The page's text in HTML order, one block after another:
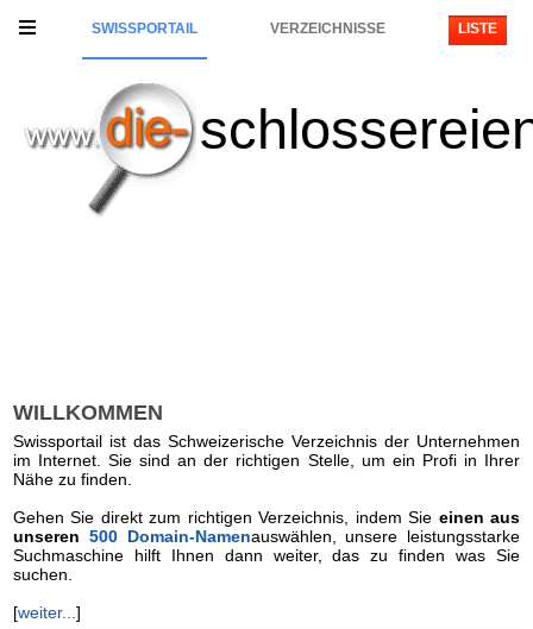
SWISSPORTAIL VERZEICHNISSE LISTE
WILLKOMMEN
Swissportail ist das Schweizerische Verzeichnis der Unternehmen
im Internet. Sie sind an der richtigen Stelle, um ein Profi in Ihrer
Nähe zu finden.
Gehen Sie direkt zum richtigen Verzeichnis, indem Sie einen aus
unseren 500 Domain-Namenauswählen, unsere leistungsstarke
Suchmaschine hilft Ihnen dann weiter, das zu finden was Sie
suchen.
[weiter... ]